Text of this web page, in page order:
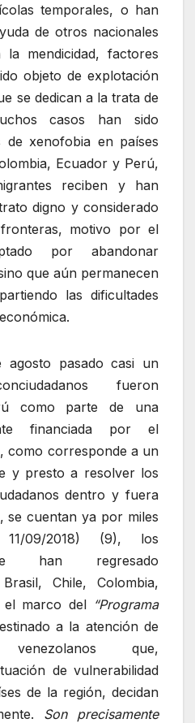
temporales, o han
de otros nacionales
mendicidad, factores
objeto de explotación
se dedican a la trata de
casos han sido
xenofobia en países
Ecuador y Perú,
reciben y han
digno y considerado
motivo por el
por abandonar
que aún permanecen
las dificultades
agosto pasado casi un
fueron
como parte de una
financiada por el
como corresponde a un
y presto a resolver los
dentro y fuera
cuentan ya por miles
09/2018) (9), los
han regresado
Chile, Colombia,
marco del “Programa
a la atención de
que,
de vulnerabilidad
de la región, decidan
Son precisamente